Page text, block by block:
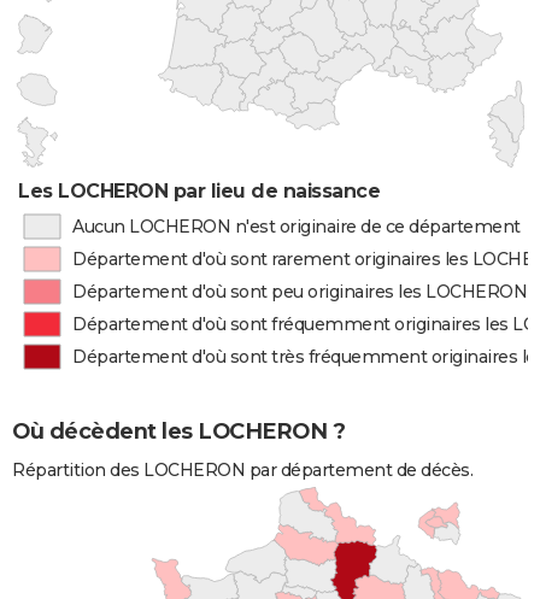
Les LOCHERON par lieu de naissance
Aucun LOCHERON n'est originaire de ce département
Département d'où sont rarement originaires les
Département d'où sont peu originaires les LOCHERON
Département d'où sont fréquemment originaires les
Département d'où sont très fréquemment originaires
Où décèdent les LOCHERON ?
Répartition des LOCHERON par département de décès.